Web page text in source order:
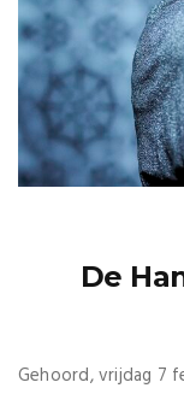
De
Gehoord, vrijdag 7